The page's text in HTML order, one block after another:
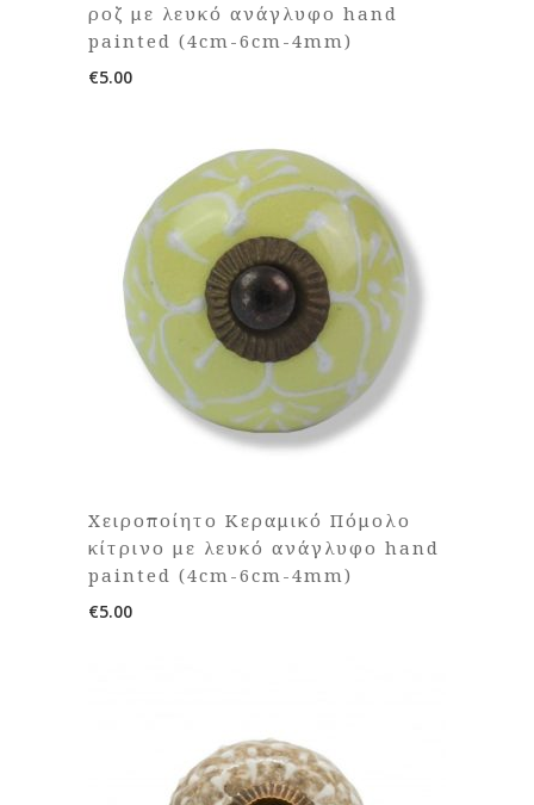
ροζ με λευκό ανάγλυφο hand
painted (4cm-6cm-4mm)
€5.00
Χειροποίητο Κεραμικό Πόμολο
κίτρινο με λευκό ανάγλυφο hand
painted (4cm-6cm-4mm)
€5.00